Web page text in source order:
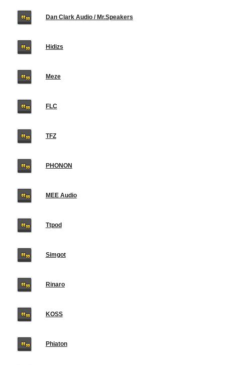
Dan Clark Audio / Mr.Speakers
Hidizs
Meze
FLC
TFZ
PHONON
MEE Audio
Ttpod
Simgot
Rinaro
KOSS
Phiaton